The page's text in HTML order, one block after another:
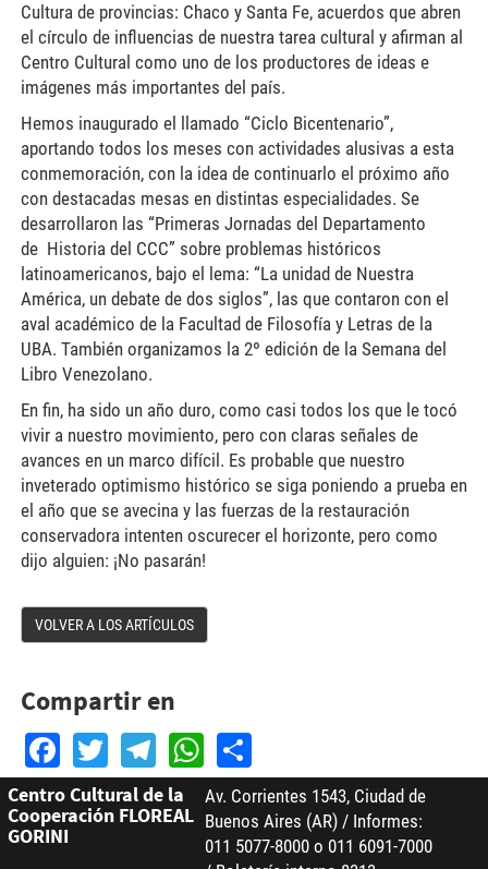
Cultura de provincias: Chaco y Santa Fe, acuerdos que abren
el círculo de influencias de nuestra tarea cultural y afirman al
Centro Cultural como uno de los productores de ideas e
imágenes más importantes del país.
Hemos inaugurado el llamado “Ciclo Bicentenario”,
aportando todos los meses con actividades alusivas a esta
conmemoración, con la idea de continuarlo el próximo año
con destacadas mesas en distintas especialidades. Se
desarrollaron las “Primeras Jornadas del Departamento
de Historia del CCC” sobre problemas históricos
latinoamericanos, bajo el lema: “La unidad de Nuestra
América, un debate de dos siglos”, las que contaron con el
aval académico de la Facultad de Filosofía y Letras de la
UBA. También organizamos la 2º edición de la Semana del
Libro Venezolano.
En fin, ha sido un año duro, como casi todos los que le tocó
vivir a nuestro movimiento, pero con claras señales de
avances en un marco difícil. Es probable que nuestro
inveterado optimismo histórico se siga poniendo a prueba en
el año que se avecina y las fuerzas de la restauración
conservadora intenten oscurecer el horizonte, pero como
dijo alguien: ¡No pasarán!
VOLVER A LOS ARTÍCULOS
Compartir en
Facebook
TwitterTelegram
WhatsApp
Share
Centro Cultural de la
Cooperación FLOREAL
GORINI
Av. Corrientes 1543, Ciudad de
Buenos Aires (AR) / Informes:
011 5077-8000 o 011 6091-7000